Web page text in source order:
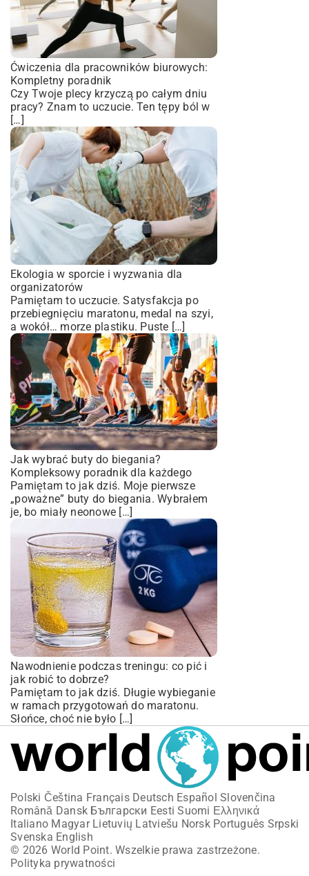
Ćwiczenia dla pracowników biurowych:
Kompletny poradnik
Czy Twoje plecy krzyczą po całym dniu
pracy? Znam to uczucie. Ten tępy ból w
[…]
Ekologia w sporcie i wyzwania dla
organizatorów
Pamiętam to uczucie. Satysfakcja po
przebiegnięciu maratonu, medal na szyi,
a wokół… morze plastiku. Puste […]
Jak wybrać buty do biegania?
Kompleksowy poradnik dla każdego
Pamiętam to jak dziś. Moje pierwsze
„poważne” buty do biegania. Wybrałem
je, bo miały neonowe […]
Nawodnienie podczas treningu: co pić i
jak robić to dobrze?
Pamiętam to jak dziś. Długie wybieganie
w ramach przygotowań do maratonu.
Słońce, choć nie było […]
Polski Čeština Français Deutsch Español Slovenčina
Română Dansk Български Eesti Suomi Ελληνικά
Italiano Magyar Lietuvių Latviešu Norsk Português Srpski
Svenska English
© 2026 World Point. Wszelkie prawa zastrzeżone.
Polityka prywatności